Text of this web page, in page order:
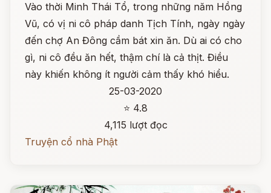
Vào thời Minh Thái Tổ, trong những năm Hồng
Vũ, có vị ni cô pháp danh Tịch Tính, ngày ngày
đến chợ An Đông cầm bát xin ăn. Dù ai có cho
gì, ni cô đều ăn hết, thậm chí là cả thịt. Điều
này khiến không ít người cảm thấy khó hiểu.
25-03-2020
⭐ 4.8
4,115 lượt đọc
Truyện cổ nhà Phật